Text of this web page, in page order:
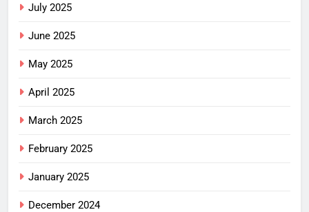
July 2025
June 2025
May 2025
April 2025
March 2025
February 2025
January 2025
December 2024